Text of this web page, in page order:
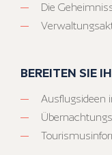
Die
BEREITEN SIE
Ausflugsideen